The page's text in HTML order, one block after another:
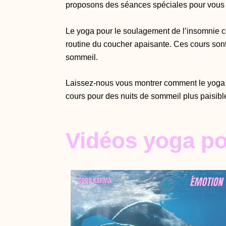
proposons des séances spéciales pour
Le yoga pour le soulagement de
routine du coucher apaisante. Ces cours
sommeil.
Laissez-nous vous montrer comment le
cours pour des nuits de sommeil plus
Vidéos yoga